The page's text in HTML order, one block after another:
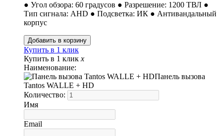
● Угол обзора: 60 градусов ● Разрешение: 1200 ТВЛ ●
Тип сигнала: AHD ● Подсветка: ИК ● Антивандальный
корпус
Купить в 1 клик
Купить в 1 клик x
Наименование:
Панель вызова
Tantos WALLE + HD
Количество:
Имя
Email